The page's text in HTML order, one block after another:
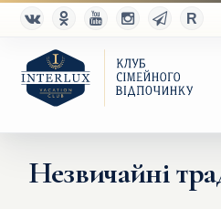
Незвичайні